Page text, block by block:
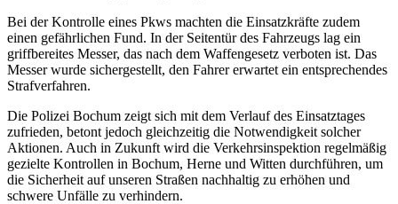
Bei der Kontrolle eines Pkws machten die Einsatzkräfte zudem
einen gefährlichen Fund. In der Seitentür des Fahrzeugs lag ein
griffbereites Messer, das nach dem Waffengesetz verboten ist. Das
Messer wurde sichergestellt, den Fahrer erwartet ein entsprechendes
Strafverfahren.
Die Polizei Bochum zeigt sich mit dem Verlauf des Einsatztages
zufrieden, betont jedoch gleichzeitig die Notwendigkeit solcher
Aktionen. Auch in Zukunft wird die Verkehrsinspektion regelmäßig
gezielte Kontrollen in Bochum, Herne und Witten durchführen, um
die Sicherheit auf unseren Straßen nachhaltig zu erhöhen und
schwere Unfälle zu verhindern.